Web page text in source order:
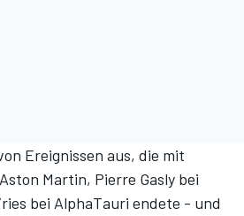
Ereignissen aus, die mit
Martin, Pierre Gasly bei
bei AlphaTauri endete - und